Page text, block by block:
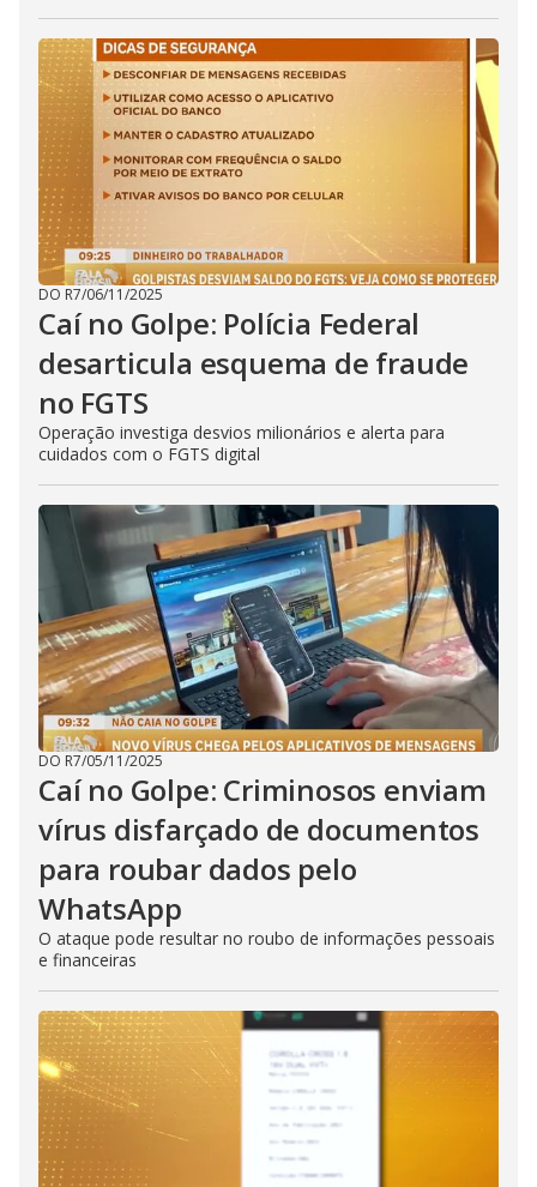
DO R7/06/11/2025
Caí no Golpe: Polícia Federal
desarticula esquema de fraude
no FGTS
Operação investiga desvios milionários e alerta para
cuidados com o FGTS digital
DO R7/05/11/2025
Caí no Golpe: Criminosos enviam
vírus disfarçado de documentos
para roubar dados pelo
WhatsApp
O ataque pode resultar no roubo de informações pessoais
e financeiras